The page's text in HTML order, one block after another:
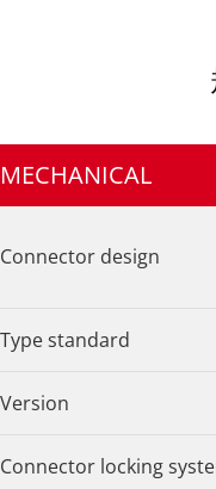
MECHANICAL
Connector design
Type standard
Version
Connector locking